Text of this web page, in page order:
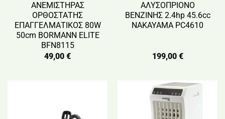
ΑΝΕΜΙΣΤΗΡΑΣ
ΟΡΘΟΣΤΑΤΗΣ
ΕΠΑΓΓΕΛΜΑΤΙΚΟΣ 80W
50cm BORMANN ELITE
BFN8115
49,00 €
ΑΛΥΣΟΠΡΙΟΝΟ
ΒΕΝΖΙΝΗΣ 2.4hp 45.6cc
NAKAYAMA PC4610
199,00 €